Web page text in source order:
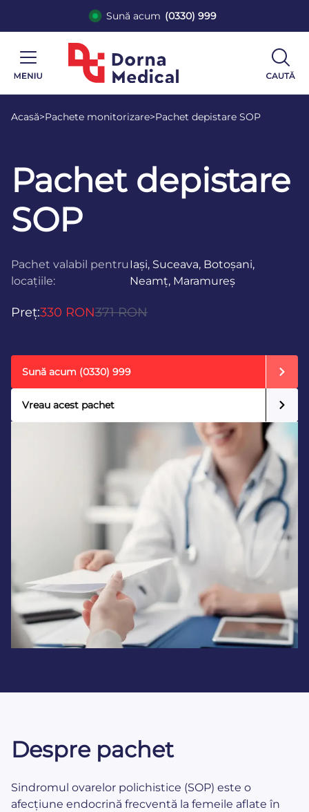
Sună acum (0330) 999
Acasă>Pachete monitorizare>Pachet depistare SOP
Pachet depistare
SOP
Pachet valabil pentru
locațiile:
Iași, Suceava, Botoșani,
Neamț, Maramureș
Preț:330 RON371 RON
Sună acum (0330) 999
Vreau acest pachet
Despre pachet
Sindromul ovarelor polichistice (SOP) este o
afecțiune endocrină frecventă la femeile aflate în